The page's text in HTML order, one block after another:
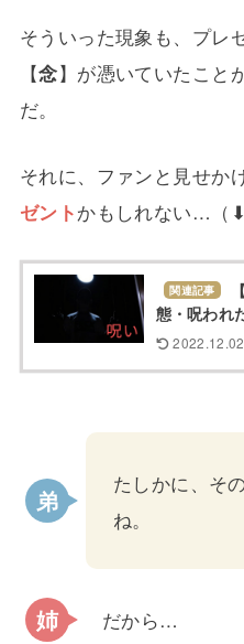
そういった現象も、プレ
【念】が憑いていたこと
だ。
それに、ファンと見せか
ゼントかもしれない…（⬇︎
関連記事
態・呪われ
2022.12.02
たしかに、そ
ね。
だから…